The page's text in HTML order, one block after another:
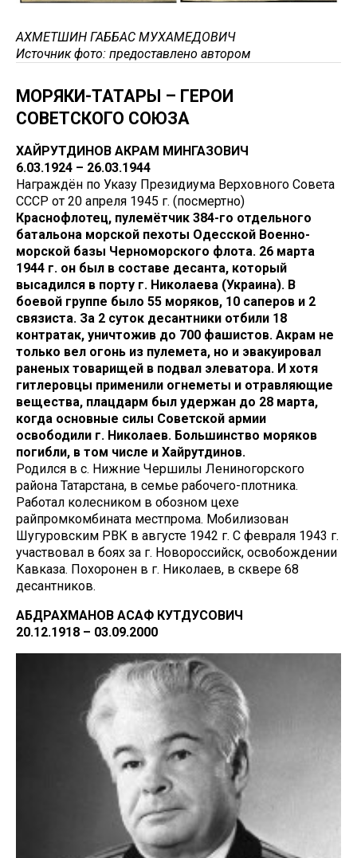
АХМЕТШИН ГАББАС МУХАМЕДОВИЧ
Источник фото: предоставлено автором
МОРЯКИ-ТАТАРЫ – ГЕРОИ
СОВЕТСКОГО СОЮЗА
ХАЙРУТДИНОВ АКРАМ МИНГАЗОВИЧ
6.03.1924 – 26.03.1944
Награждён по Указу Президиума Верховного Совета
СССР от 20 апреля 1945 г. (посмертно)
Краснофлотец, пулемётчик 384-го отдельного
батальона морской пехоты Одесской Военно-
морской базы Черноморского флота. 26 марта
1944 г. он был в составе десанта, который
высадился в порту г. Николаева (Украина). В
боевой группе было 55 моряков, 10 саперов и 2
связиста. За 2 суток десантники отбили 18
контратак, уничтожив до 700 фашистов. Акрам не
только вел огонь из пулемета, но и эвакуировал
раненых товарищей в подвал элеватора. И хотя
гитлеровцы применили огнеметы и отравляющие
вещества, плацдарм был удержан до 28 марта,
когда основные силы Советской армии
освободили г. Николаев. Большинство моряков
погибли, в том числе и Хайрутдинов.
Родился в с. Нижние Чершилы Лениногорского
района Татарстана, в семье рабочего-плотника.
Работал колесником в обозном цехе
райпромкомбината местпрома. Мобилизован
Шугуровским РВК в августе 1942 г. С февраля 1943 г.
участвовал в боях за г. Новороссийск, освобождении
Кавказа. Похоронен в г. Николаев, в сквере 68
десантников.
АБДРАХМАНОВ АСАФ КУТДУСОВИЧ
20.12.1918 – 03.09.2000